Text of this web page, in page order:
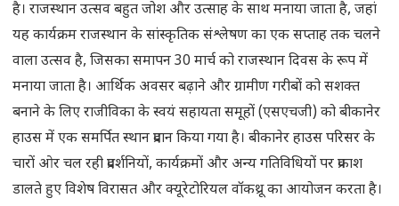
है। राजस्थान उत्सव बहुत जोश और उत्साह के साथ मनाया जाता है, जहां
यह कार्यक्रम राजस्थान के सांस्कृतिक संश्लेषण का एक सप्ताह तक चलने
वाला उत्सव है, जिसका समापन 30 मार्च को राजस्थान दिवस के रूप में
मनाया जाता है। आर्थिक अवसर बढ़ाने और ग्रामीण गरीबों को सशक्त
बनाने के लिए राजीविका के स्वयं सहायता समूहों (एसएचजी) को बीकानेर
हाउस में एक समर्पित स्थान प्रदान किया गया है। बीकानेर हाउस परिसर के
चारों ओर चल रही प्रदर्शनियों, कार्यक्रमों और अन्य गतिविधियों पर प्रकाश
डालते हुए विशेष विरासत और क्यूरेटोरियल वॉकथ्रू का आयोजन करता है।